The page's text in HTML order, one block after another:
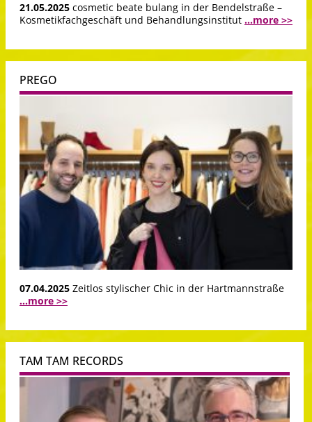
21.05.2025 cosmetic beate bulang in der Bendelstraße –
Kosmetikfachgeschäft und Behandlungsinstitut ...more >>
PREGO
07.04.2025 Zeitlos stylischer Chic in der Hartmannstraße
...more >>
TAM TAM RECORDS